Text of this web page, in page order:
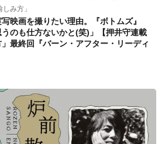
み方」
映画を撮りたい理由。『ボトムズ』
のも仕方ないかと(笑)」【押井守連載
」最終回『バーン・アフター・リーディ